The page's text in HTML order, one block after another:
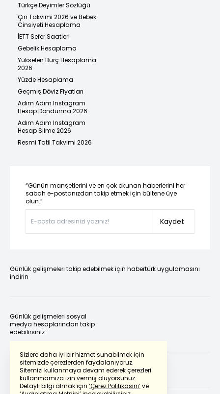
Sizlere daha iyi bir hizmet sunabilmek için
sitemizde çerezlerden faydalanıyoruz.
Sitemizi kullanmaya devam ederek çerezleri
kullanmamıza izin vermiş oluyorsunuz.
Detaylı bilgi almak için ‘Çerez Politikasını’ve
Türkçe Deyimler Sözlüğü
Çin Takvimi 2026 ve Bebek
Cinsiyeti Hesaplama
İETT Sefer Saatleri
Gebelik Hesaplama
Yükselen Burç Hesaplama
2026
Yüzde Hesaplama
Geçmiş Döviz Fiyatları
Adım Adım Instagram
Hesap Dondurma 2026
Adım Adım Instagram
Hesap Silme 2026
Resmi Tatil Takvimi 2026
“Günün manşetlerini ve en çok okunan haberlerini her
sabah e-postanızdan takip etmek için bültene üye
olun.”
Kaydet
Günlük gelişmeleri takip edebilmek için habertürk uygulamasını
indirin
Günlük gelişmeleri sosyal
medya hesaplarından takip
edebilirsiniz.